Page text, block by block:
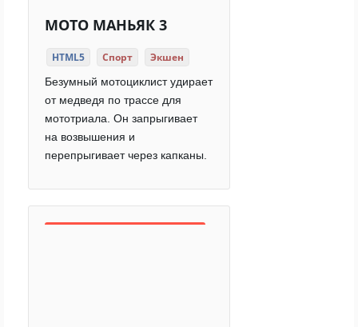
МОТО МАНЬЯК 3
HTML5 Спорт Экшен
Безумный мотоциклист удирает
от медведя по трассе для
мототриала. Он запрыгивает
на возвышения и
перепрыгивает через капканы.